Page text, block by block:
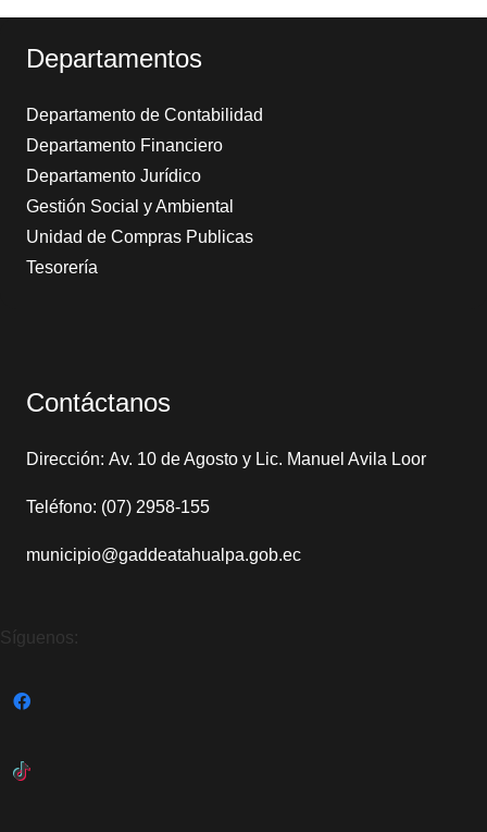
Departamentos
Departamento de Contabilidad
Departamento Financiero
Departamento Jurídico
Gestión Social y Ambiental
Unidad de Compras Publicas
Tesorería
Contáctanos
Dirección: Av. 10 de Agosto y Lic. Manuel Avila Loor
Teléfono: (07) 2958-155
municipio@gaddeatahualpa.gob.ec
Síguenos: